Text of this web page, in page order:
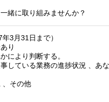
緒に取り組みませんか？
3月31日まで）
り
より判断する。
ている業務の進捗状況 、あ
その他